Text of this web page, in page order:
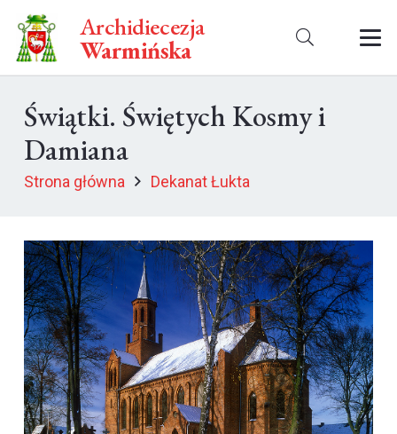
Archidiecezja
Warmińska
Świątki. Świętych Kosmy i
Damiana
Strona główna Dekanat Łukta